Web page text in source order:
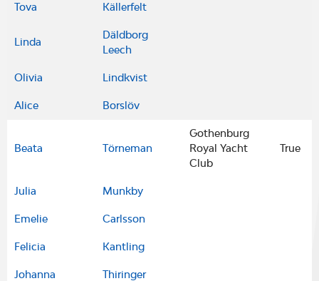
Tova Källerfelt
Linda
Däldborg
Leech
Olivia Lindkvist
Alice Borslöv
Beata Törneman
Gothenburg
Royal Yacht
Club
True
Julia Munkby
Emelie Carlsson
Felicia Kantling
Johanna Thiringer